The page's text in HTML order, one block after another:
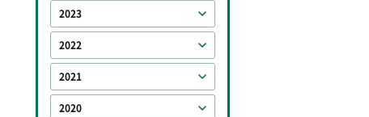
2023
2022
2021
2020